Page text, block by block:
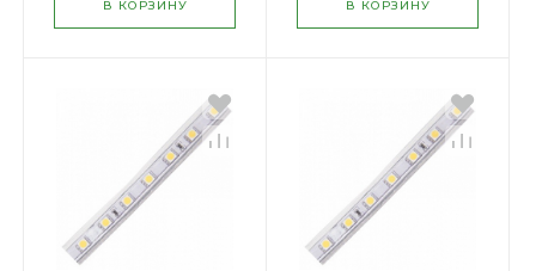
В КОРЗИНУ В КОРЗИНУ